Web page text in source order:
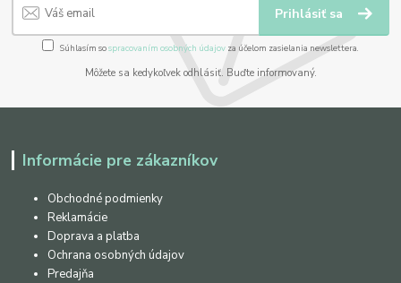
Prihlásiť sa
Súhlasím sospracovaním osobných údajov za účelom zasielania newslettera.
Môžete sa kedykoľvek odhlásiť. Buďte informovaný.
Informácie pre zákazníkov
Obchodné podmienky
Reklamácie
Doprava a platba
Ochrana osobných údajov
Predajňa